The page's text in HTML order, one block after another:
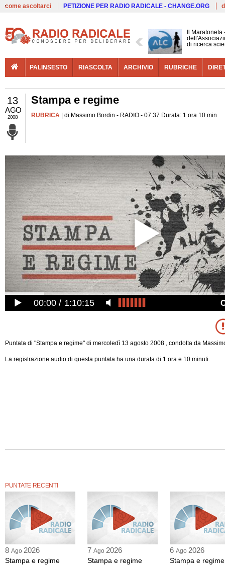
come ascoltarci PETIZIONE PER RADIO RADICALE - CHANGE.ORG
Il
di ricerca
PALINSESTO RIASCOLTA ARCHIVIO RUBRICHE
13
AGO
2008
Stampa e regime
RUBRICA | di Massimo Bordin - RADIO - 07:37 Durata: 1 ora 10 min
00:00 1:10:15
Puntata di "Stampa e regime" di mercoledì 13 agosto 2008 , condotta da
La registrazione audio di questa puntata ha una durata di 1 ora e 10 minuti.
PUNTATE RECENTI
8 Ago 2026
Stampa e regime
7 Ago 2026
Stampa e regime
6 Ago 2026
Stampa e regime